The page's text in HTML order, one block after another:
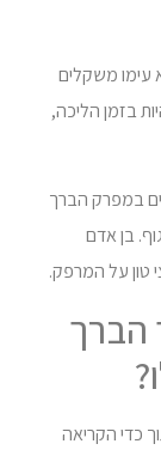
עימו משקלים
בזמן הליכה,
במפרק הברך
בן אדם
הברך
כדי הקריאה